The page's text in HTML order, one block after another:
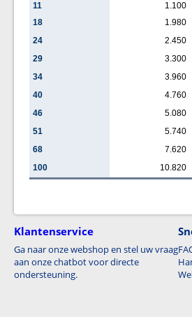
11 1.100
18
1.980
24
2.450
29
3.300
34
3.960
40
4.760
46
5.080
51
5.740
68
7.620
100
10.820
Klantenservice
Ga naar onze webshop en stel uw vraag
aan onze chatbot voor directe
ondersteuning.